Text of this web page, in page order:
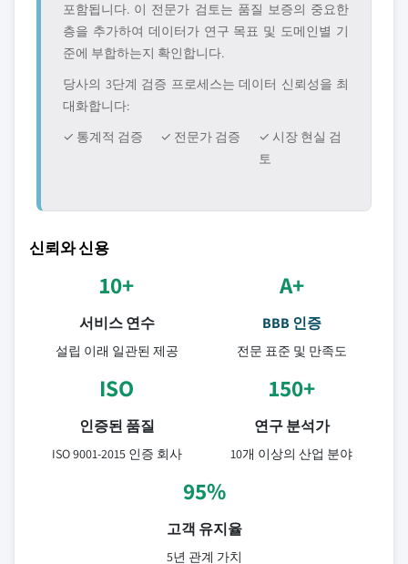
포함됩니다. 이 전문가 검토는 품질 보증의 중요한
층을 추가하여 데이터가 연구 목표 및 도메인별 기
준에 부합하는지 확인합니다.
당사의 3단계 검증 프로세스는 데이터 신뢰성을 최
대화합니다:
✓ 통계적 검증
✓ 전문가 검증
✓ 시장 현실 검
토
신뢰와 신용
10+
서비스 연수
설립 이래 일관된 제공
A+
BBB 인증
전문 표준 및 만족도
ISO
인증된 품질
ISO 9001-2015 인증 회사
150+
연구 분석가
10개 이상의 산업 분야
95%
고객 유지율
5년 관계 가치